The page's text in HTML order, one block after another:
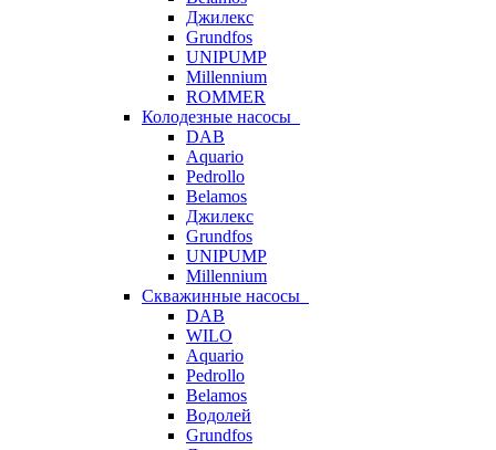
Джилекс
Grundfos
UNIPUMP
Millennium
ROMMER
Колодезные насосы
DAB
Aquario
Pedrollo
Belamos
Джилекс
Grundfos
UNIPUMP
Millennium
Скважинные насосы
DAB
WILO
Aquario
Pedrollo
Belamos
Водолей
Grundfos